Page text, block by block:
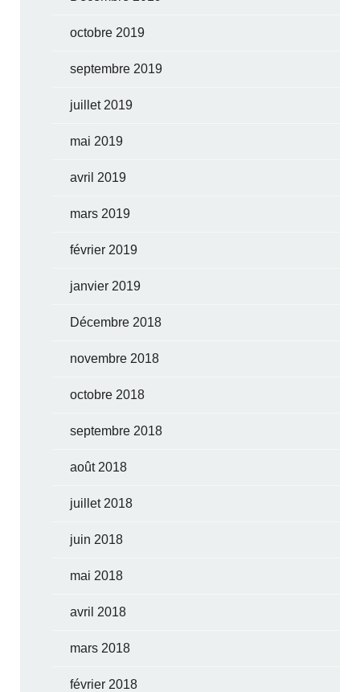
octobre 2019
septembre 2019
juillet 2019
mai 2019
avril 2019
mars 2019
février 2019
janvier 2019
Décembre 2018
novembre 2018
octobre 2018
septembre 2018
août 2018
juillet 2018
juin 2018
mai 2018
avril 2018
mars 2018
février 2018